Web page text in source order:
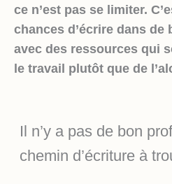
ce n’est pas se limiter.
chances d’écrire dans
avec des ressources qui
le travail plutôt que de
Il n’y a pas de bon
chemin d’écriture à